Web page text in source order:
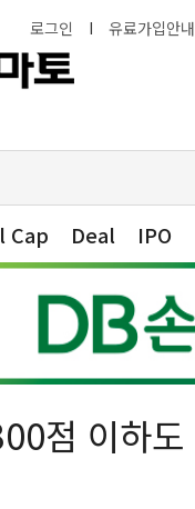
로그인 I 유료가입안내
Cap Deal IPO
점 이하